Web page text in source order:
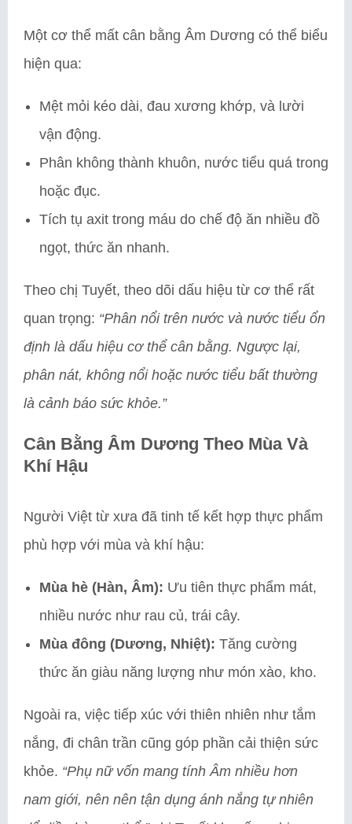
Một cơ thể mất cân bằng Âm Dương có thể biểu
hiện qua:
Mệt mỏi kéo dài, đau xương khớp, và lười
vận động.
Phân không thành khuôn, nước tiểu quá trong
hoặc đục.
Tích tụ axit trong máu do chế độ ăn nhiều đồ
ngọt, thức ăn nhanh.
Theo chị Tuyết, theo dõi dấu hiệu từ cơ thể rất
quan trọng: “Phân nổi trên nước và nước tiểu ổn
định là dấu hiệu cơ thể cân bằng. Ngược lại,
phân nát, không nổi hoặc nước tiểu bất thường
là cảnh báo sức khỏe.”
Cân Bằng Âm Dương Theo Mùa Và
Khí Hậu
Người Việt từ xưa đã tinh tế kết hợp thực phẩm
phù hợp với mùa và khí hậu:
Mùa hè (Hàn, Âm): Ưu tiên thực phẩm mát,
nhiều nước như rau củ, trái cây.
Mùa đông (Dương, Nhiệt): Tăng cường
thức ăn giàu năng lượng như món xào, kho.
Ngoài ra, việc tiếp xúc với thiên nhiên như tắm
nắng, đi chân trần cũng góp phần cải thiện sức
khỏe. “Phụ nữ vốn mang tính Âm nhiều hơn
nam giới, nên nên tận dụng ánh nắng tự nhiên